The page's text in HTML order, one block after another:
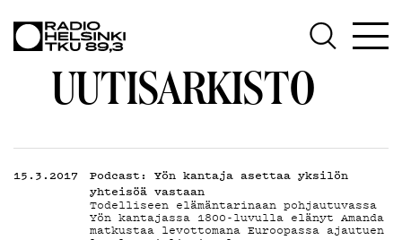
UUTISARKISTO
15.3.2017
Podcast: Yön kantaja asettaa yksilön
yhteisöä vastaan
Todelliseen elämäntarinaan pohjautuvassa
Yön kantajassa 1800-luvulla elänyt Amanda
matkustaa levottomana Euroopassa ajautuen